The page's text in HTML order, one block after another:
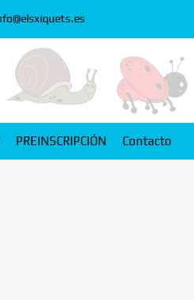
PREINSCRIPCIÓN Contacto